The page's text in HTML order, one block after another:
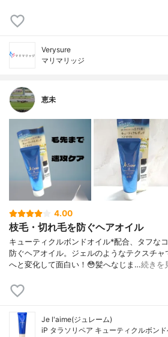
Verysure
マリマリッジ
恵未
4.00
枝毛・切れ毛を防ぐヘアオイル
キューティクルボンドオイル*配合、タフな
防ぐヘアオイル。ジェルのようなテクスチ
へと変化して面白い！😳髪へなじま…続きを
Je l'aime(ジュレーム)
iP タラソリペア キューティクルボン